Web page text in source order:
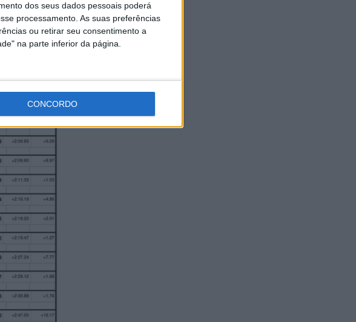
dos seus dados pessoais poderá
processamento. As suas preferências
ou retirar seu consentimento a
na parte inferior da página.
CONCORDO